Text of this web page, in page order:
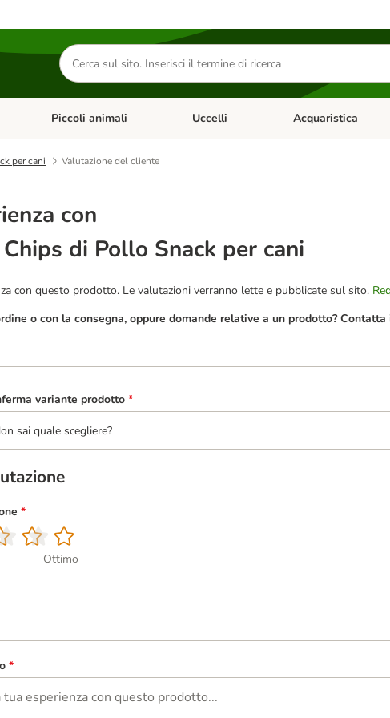
Cerca
prodotti
Apri Menu Categoria: Diete e antiparassitari
Piccoli animali Apri Menu Categoria: Piccoli animali
Uccelli Apri Menu Categoria:
Acquaristica
per cani Valutazione del cliente
con
di Pollo Snack per cani
con questo prodotto. Le valutazioni verranno lette e pubblicate sul sito.
o con la consegna, oppure domande relative a un prodotto?
variante prodotto *
sai quale scegliere?
*
Ottimo
*